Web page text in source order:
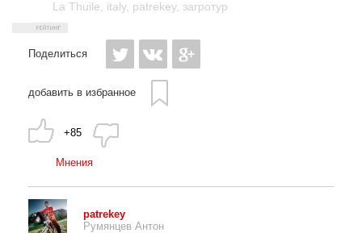
La Thuile italy, patrekey, загротур
Поделиться
добавить в избранное
+85
Мнения
patrekey
Румянцев Антон